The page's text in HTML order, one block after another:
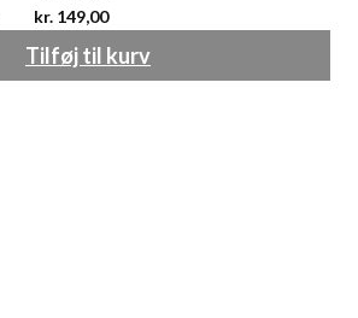
kr. 149,00
Tilføj til kurv